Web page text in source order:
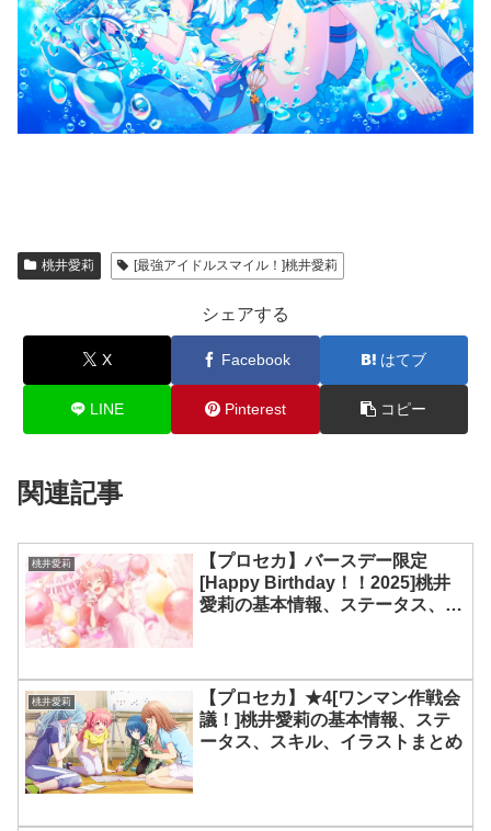
桃井愛莉 [最強アイドルスマイル！]桃井愛莉
シェアする
X Facebook はてブ
LINE Pinterest コピー
関連記事
桃井愛莉
【プロセカ】バースデー限定
[Happy Birthday！！2025]桃井
愛莉の基本情報、ステータス、ス
桃井愛莉
【プロセカ】★4[ワンマン作戦会
議！]桃井愛莉の基本情報、ステ
ータス、スキル、イラストまとめ